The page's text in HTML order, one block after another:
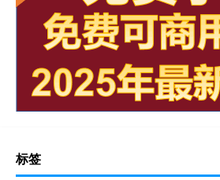
标签